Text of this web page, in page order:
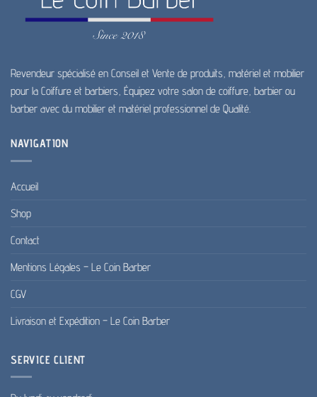
Revendeur spécialisé en Conseil et Vente de produits, matériel et mobilier
pour la Coiffure et barbiers, Équipez votre salon de coiffure, barbier ou
barber avec du mobilier et matériel professionnel de Qualité.
NAVIGATION
Accueil
Shop
Contact
Mentions Légales – Le Coin Barber
CGV
Livraison et Expédition – Le Coin Barber
SERVICE CLIENT